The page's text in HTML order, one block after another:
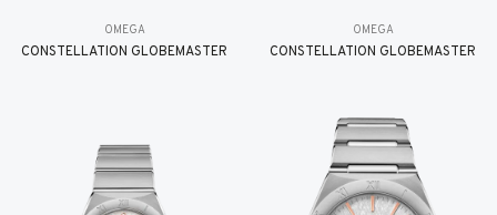
OMEGA
CONSTELLATION GLOBEMASTER
OMEGA
CONSTELLATION GLOBEMASTER